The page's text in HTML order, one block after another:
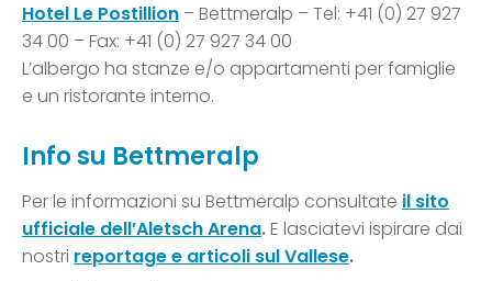
Hotel Le Postillion – Bettmeralp – Tel: +41 (0) 27 927
34 00 – Fax: +41 (0) 27 927 34 00
L’albergo ha stanze e/o appartamenti per famiglie
e un ristorante interno.
Info su Bettmeralp
Per le informazioni su Bettmeralp consultate il sito
ufficiale dell’Aletsch Arena.E lasciatevi ispirare dai
nostri reportage e articoli sul Vallese.